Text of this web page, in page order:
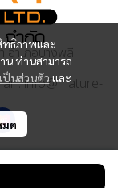
ทธิภาพและ
น ท่านสามารถ
ป็นส่วนตัว และ
ด
อำเภอบางพลี
: info@mature-
by MWE